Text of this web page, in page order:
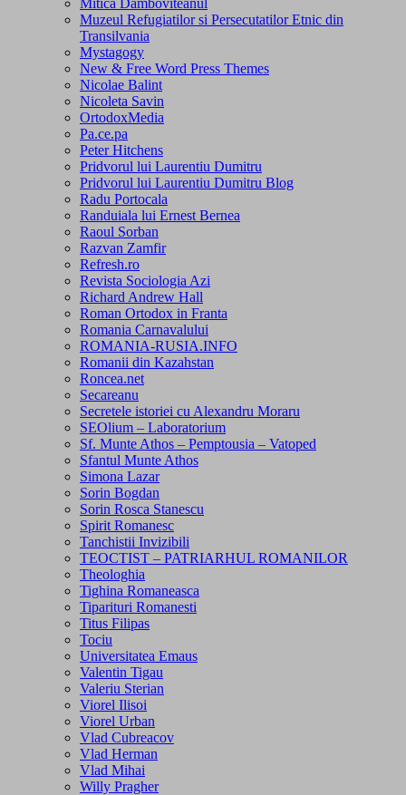
Muzeul Refugiatilor si Persecutatilor Etnic din
Transilvania
Mystagogy
New & Free Word Press Themes
Nicolae Balint
Nicoleta Savin
OrtodoxMedia
Pa.ce.pa
Peter Hitchens
Pridvorul lui Laurentiu Dumitru
Pridvorul lui Laurentiu Dumitru Blog
Radu Portocala
Randuiala lui Ernest Bernea
Raoul Sorban
Razvan Zamfir
Refresh.ro
Revista Sociologia Azi
Richard Andrew Hall
Roman Ortodox in Franta
Romania Carnavalului
ROMANIA-RUSIA.INFO
Romanii din Kazahstan
Roncea.net
Secareanu
Secretele istoriei cu Alexandru Moraru
SEOlium – Laboratorium
Sf. Munte Athos – Pemptousia – Vatoped
Sfantul Munte Athos
Simona Lazar
Sorin Bogdan
Sorin Rosca Stanescu
Spirit Romanesc
Tanchistii Invizibili
TEOCTIST – PATRIARHUL ROMANILOR
Theologhia
Tighina Romaneasca
Tiparituri Romanesti
Titus Filipas
Tociu
Universitatea Emaus
Valentin Tigau
Valeriu Sterian
Viorel Ilisoi
Viorel Urban
Vlad Cubreacov
Vlad Herman
Vlad Mihai
Willy Pragher